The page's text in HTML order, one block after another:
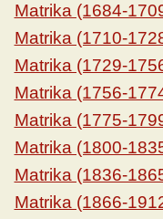
Matrika (1684-
Matrika (1710-
Matrika (1729-
Matrika (1756-
Matrika (1775-
Matrika (1800-
Matrika (1836-
Matrika (1866-